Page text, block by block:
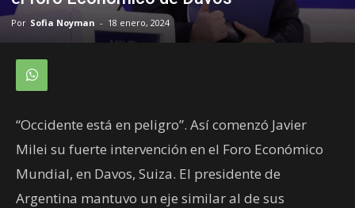
Por Sofia Noyman - 18 enero, 2024
“Occidente está en peligro”. Así comenzó Javier
Milei su fuerte intervención en el Foro Económico
Mundial, en Davos, Suiza. El presidente de
Argentina mantuvo un eje similar al de sus